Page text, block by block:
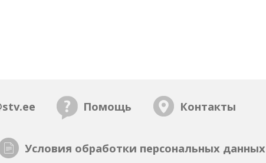
Помощь Контакты
Условия обработки персональных данных